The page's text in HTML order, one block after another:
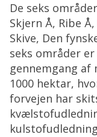
De seks
Skjern Å, Ribe
Skive, Den
seks områder
gennemgang
1000 hektar,
forvejen har